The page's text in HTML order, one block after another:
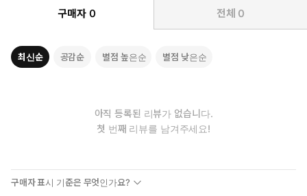
구매자 0 전체 0
최신순 공감순 별점 높은순 별점 낮은순
아직 등록된 리뷰가 없습니다.
첫 번째 리뷰를 남겨주세요!
구매자 표시 기준은 무엇인가요?